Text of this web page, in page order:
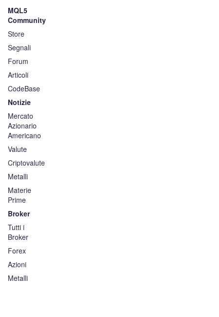
MQL5
Community
Store
Segnali
Forum
Articoli
CodeBase
Notizie
Mercato
Azionario
Americano
Valute
Criptovalute
Metalli
Materie
Prime
Broker
Tutti i
Broker
Forex
Azioni
Metalli